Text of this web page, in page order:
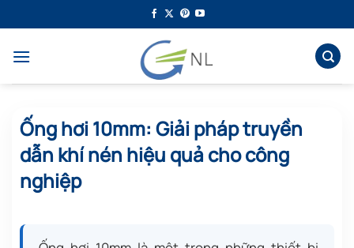
qua
dung
Ống hơi 10mm: Giải pháp truyền
dẫn khí nén hiệu quả cho công
nghiệp